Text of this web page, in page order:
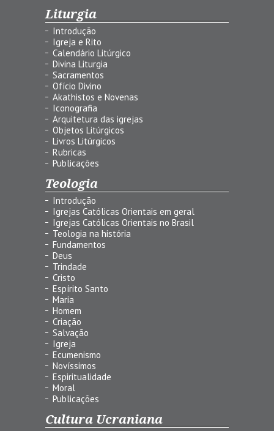
Liturgia
Introdução
Igreja e Rito
Calendário Litúrgico
Divina Liturgia
Sacramentos
Ofício Divino
Akathistos e Novenas
Iconografia
Arquitetura das igrejas
Objetos Litúrgicos
Livros Litúrgicos
Rubricas
Publicações
Teologia
Introdução
Igrejas Católicas Orientais em geral
Igrejas Católicas Orientais no Brasil
Teologia na história
Fundamentos
Deus
Trindade
Cristo
Espírito Santo
Maria
Homem
Criação
Salvação
Igreja
Ecumenismo
Novíssimos
Espiritualidade
Moral
Publicações
Cultura Ucraniana